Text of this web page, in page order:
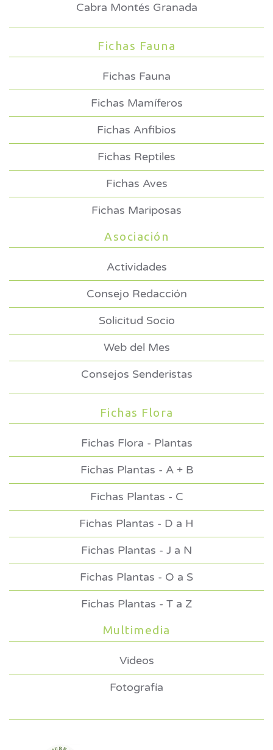
Cabra Montés Granada
Fichas Fauna
Fichas Fauna
Fichas Mamíferos
Fichas Anfibios
Fichas Reptiles
Fichas Aves
Fichas Mariposas
Asociación
Actividades
Consejo Redacción
Solicitud Socio
Web del Mes
Consejos Senderistas
Fichas Flora
Fichas Flora - Plantas
Fichas Plantas - A + B
Fichas Plantas - C
Fichas Plantas - D a H
Fichas Plantas - J a N
Fichas Plantas - O a S
Fichas Plantas - T a Z
Multimedia
Videos
Fotografía